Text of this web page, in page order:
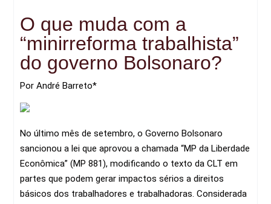
O que muda com a
“minirreforma trabalhista”
do governo Bolsonaro?
Por André Barreto*
No último mês de setembro, o Governo Bolsonaro
sancionou a lei que aprovou a chamada “MP da Liberdade
Econômica” (MP 881), modificando o texto da CLT em
partes que podem gerar impactos sérios a direitos
básicos dos trabalhadores e trabalhadoras. Considerada